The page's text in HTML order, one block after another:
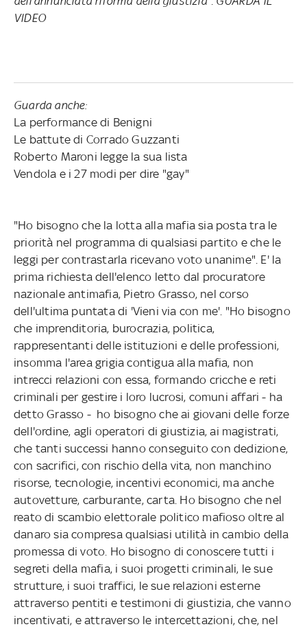
VIDEO
Guarda anche:
La performance di Benigni
Le battute di Corrado Guzzanti
Roberto Maroni legge la sua lista
Vendola e i 27 modi per dire "gay"
"Ho bisogno che la lotta alla mafia sia posta tra le
priorità nel programma di qualsiasi partito e che le
leggi per contrastarla ricevano voto unanime". E' la
prima richiesta dell'elenco letto dal procuratore
nazionale antimafia, Pietro Grasso, nel corso
dell'ultima puntata di 'Vieni via con me'. "Ho bisogno
che imprenditoria, burocrazia, politica,
rappresentanti delle istituzioni e delle professioni,
insomma l'area grigia contigua alla mafia, non
intrecci relazioni con essa, formando cricche e reti
criminali per gestire i loro lucrosi, comuni affari - ha
detto Grasso - ho bisogno che ai giovani delle forze
dell'ordine, agli operatori di giustizia, ai magistrati,
che tanti successi hanno conseguito con dedizione,
con sacrifici, con rischio della vita, non manchino
risorse, tecnologie, incentivi economici, ma anche
autovetture, carburante, carta. Ho bisogno che nel
reato di scambio elettorale politico mafioso oltre al
danaro sia compresa qualsiasi utilità in cambio della
promessa di voto. Ho bisogno di conoscere tutti i
segreti della mafia, i suoi progetti criminali, le sue
strutture, i suoi traffici, le sue relazioni esterne
attraverso pentiti e testimoni di giustizia, che vanno
incentivati, e attraverso le intercettazioni, che, nel